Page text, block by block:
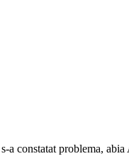
a constatat problema,